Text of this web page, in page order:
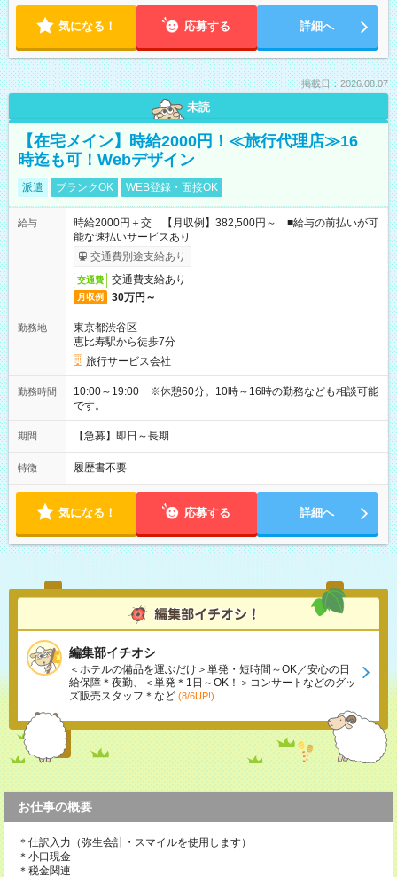
気になる！ 応募する 詳細へ
掲載日：2026.08.07
未読
【在宅メイン】時給2000円！≪旅行代理店≫16
時迄も可！Webデザイン
派遣 ブランクOK WEB登録・面接OK
給与
時給2000円＋交 【月収例】382,500円～ ■給与の前払いが可
能な速払いサービスあり
交通費別途支給あり
交通費 交通費支給あり
月収例 30万円～
勤務地
東京都渋谷区
恵比寿駅から徒歩7分
旅行サービス会社
勤務時間
10:00～19:00 ※休憩60分。10時～16時の勤務なども相談可能
です。
期間 【急募】即日～長期
特徴 履歴書不要
気になる！ 応募する 詳細へ
編集部イチオシ
＜ホテルの備品を運ぶだけ＞単発・短時間～OK／安心の日
給保障＊夜勤、＜単発＊1日～OK！＞コンサートなどのグッ
ズ販売スタッフ＊など (8/6UP!)
お仕事の概要
＊仕訳入力（弥生会計・スマイルを使用します）
＊小口現金
＊税金関連